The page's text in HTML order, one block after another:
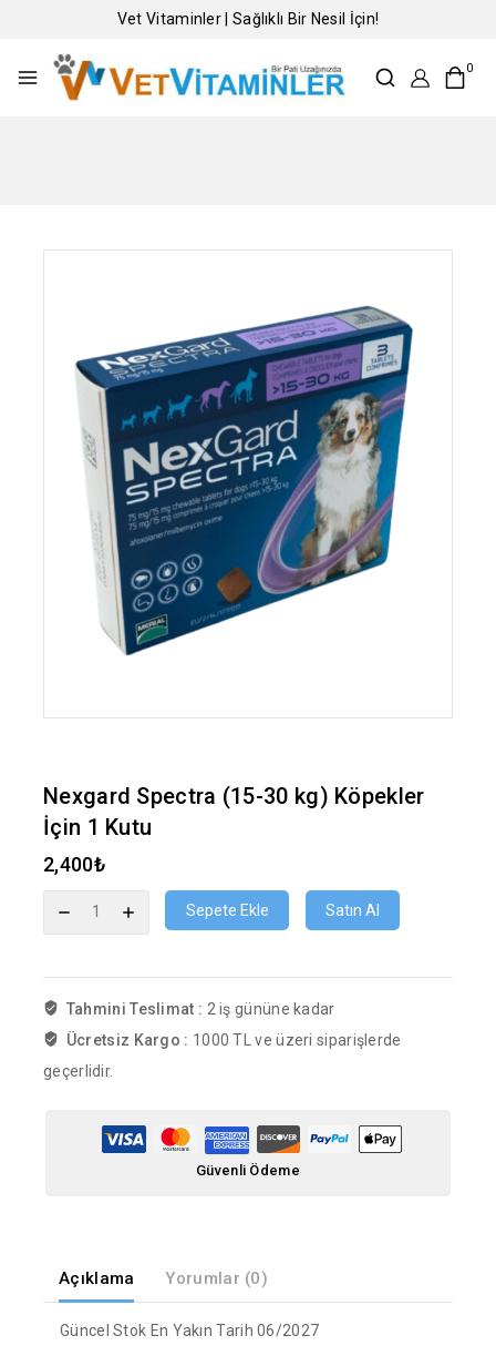
Vet Vitaminler | Sağlıklı Bir Nesil İçin!
0
Nexgard Spectra (15-30 kg) Köpekler
İçin 1 Kutu
2,400₺
Sepete Ekle Satın Al
Tahmini Teslimat : 2 iş gününe kadar
Ücretsiz Kargo : 1000 TL ve üzeri siparişlerde
geçerlidir.
Güvenli Ödeme
Açıklama Yorumlar (0)
Güncel Stok En Yakın Tarih 06/2027